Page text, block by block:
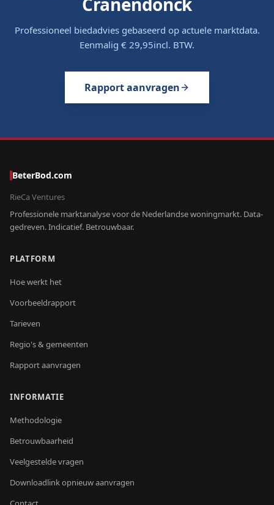
Professioneel biedadvies gebaseerd op actuele marktdata.
Eenmalig € 29,95incl. BTW.
Rapport aanvragen
BeterBod.com
RieCa Ventures
Professionele marktanalyse voor de Nederlandse woningmarkt. Data-
gedreven. Indicatief. Betrouwbaar.
PLATFORM
Hoe werkt het
Voorbeeldrapport
Tarieven
Regio's & gemeenten
Rapport aanvragen
INFORMATIE
Methodologie
Betrouwbaarheid
Veelgestelde vragen
Downloadlink opnieuw aanvragen